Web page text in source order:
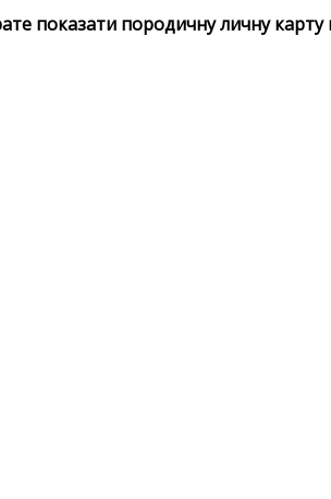
показати породичну личну карту